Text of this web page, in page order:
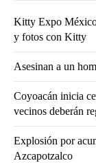
Kitty Expo México
y fotos con Kitty
Asesinan a un
Coyoacán inicia
vecinos deberán
Explosión por
Azcapotzalco